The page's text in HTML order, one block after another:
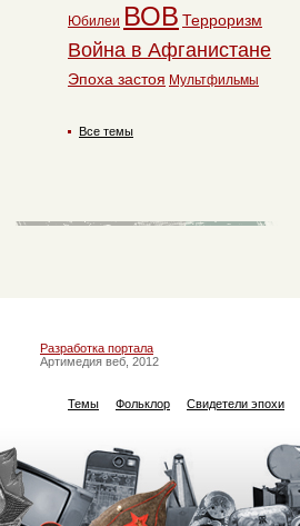
Юбилеи ВОВ Терроризм
Война в Афганистане
Эпоха застоя Мультфильмы
Все темы
Разработка портала
Артимедия веб, 2012
Темы Фольклор Свидетели эпохи